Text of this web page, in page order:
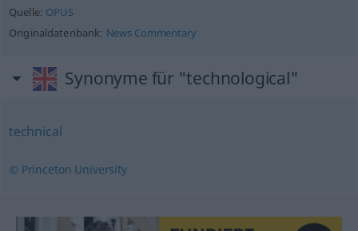
Quelle: OPUS
Originaldatenbank: News Commentary
Synonyme für "technological"
technical
© Princeton University